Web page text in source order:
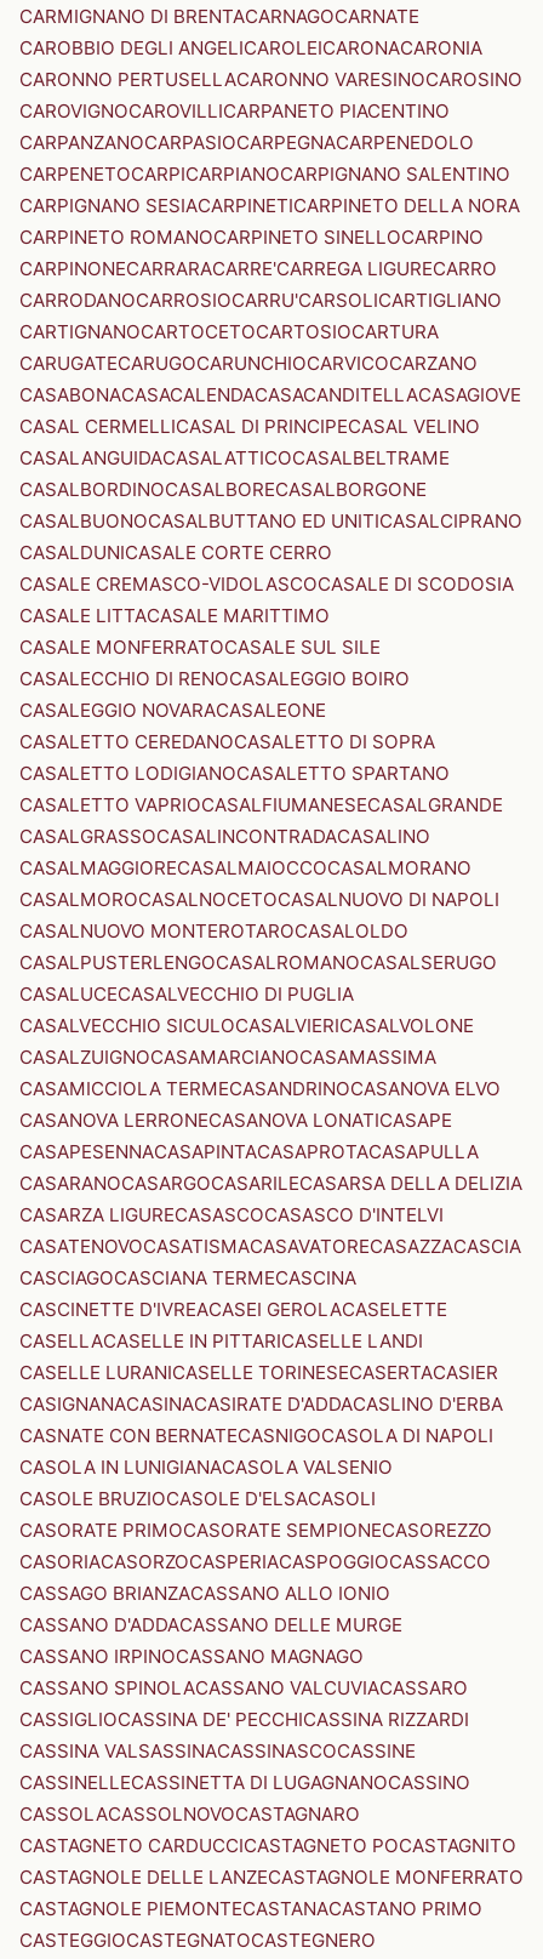
CARMIGNANO DI BRENTACARNAGOCARNATE
CAROBBIO DEGLI ANGELICAROLEICARONACARONIA
CARONNO PERTUSELLACARONNO VARESINOCAROSINO
CAROVIGNOCAROVILLICARPANETO PIACENTINO
CARPANZANOCARPASIOCARPEGNACARPENEDOLO
CARPENETOCARPICARPIANOCARPIGNANO SALENTINO
CARPIGNANO SESIACARPINETICARPINETO DELLA NORA
CARPINETO ROMANOCARPINETO SINELLOCARPINO
CARPINONECARRARACARRE'CARREGA LIGURECARRO
CARRODANOCARROSIOCARRU'CARSOLICARTIGLIANO
CARTIGNANOCARTOCETOCARTOSIOCARTURA
CARUGATECARUGOCARUNCHIOCARVICOCARZANO
CASABONACASACALENDACASACANDITELLACASAGIOVE
CASAL CERMELLICASAL DI PRINCIPECASAL VELINO
CASALANGUIDACASALATTICOCASALBELTRAME
CASALBORDINOCASALBORECASALBORGONE
CASALBUONOCASALBUTTANO ED UNITICASALCIPRANO
CASALDUNICASALE CORTE CERRO
CASALE CREMASCO-VIDOLASCOCASALE DI SCODOSIA
CASALE LITTACASALE MARITTIMO
CASALE MONFERRATOCASALE SUL SILE
CASALECCHIO DI RENOCASALEGGIO BOIRO
CASALEGGIO NOVARACASALEONE
CASALETTO CEREDANOCASALETTO DI SOPRA
CASALETTO LODIGIANOCASALETTO SPARTANO
CASALETTO VAPRIOCASALFIUMANESECASALGRANDE
CASALGRASSOCASALINCONTRADACASALINO
CASALMAGGIORECASALMAIOCCOCASALMORANO
CASALMOROCASALNOCETOCASALNUOVO DI NAPOLI
CASALNUOVO MONTEROTAROCASALOLDO
CASALPUSTERLENGOCASALROMANOCASALSERUGO
CASALUCECASALVECCHIO DI PUGLIA
CASALVECCHIO SICULOCASALVIERICASALVOLONE
CASALZUIGNOCASAMARCIANOCASAMASSIMA
CASAMICCIOLA TERMECASANDRINOCASANOVA ELVO
CASANOVA LERRONECASANOVA LONATICASAPE
CASAPESENNACASAPINTACASAPROTACASAPULLA
CASARANOCASARGOCASARILECASARSA DELLA DELIZIA
CASARZA LIGURECASASCOCASASCO D'INTELVI
CASATENOVOCASATISMACASAVATORECASAZZACASCIA
CASCIAGOCASCIANA TERMECASCINA
CASCINETTE D'IVREACASEI GEROLACASELETTE
CASELLACASELLE IN PITTARICASELLE LANDI
CASELLE LURANICASELLE TORINESECASERTACASIER
CASIGNANACASINACASIRATE D'ADDACASLINO D'ERBA
CASNATE CON BERNATECASNIGOCASOLA DI NAPOLI
CASOLA IN LUNIGIANACASOLA VALSENIO
CASOLE BRUZIOCASOLE D'ELSACASOLI
CASORATE PRIMOCASORATE SEMPIONECASOREZZO
CASORIACASORZOCASPERIACASPOGGIOCASSACCO
CASSAGO BRIANZACASSANO ALLO IONIO
CASSANO D'ADDACASSANO DELLE MURGE
CASSANO IRPINOCASSANO MAGNAGO
CASSANO SPINOLACASSANO VALCUVIACASSARO
CASSIGLIOCASSINA DE' PECCHICASSINA RIZZARDI
CASSINA VALSASSINACASSINASCOCASSINE
CASSINELLECASSINETTA DI LUGAGNANOCASSINO
CASSOLACASSOLNOVOCASTAGNARO
CASTAGNETO CARDUCCICASTAGNETO POCASTAGNITO
CASTAGNOLE DELLE LANZECASTAGNOLE MONFERRATO
CASTAGNOLE PIEMONTECASTANACASTANO PRIMO
CASTEGGIOCASTEGNATOCASTEGNERO